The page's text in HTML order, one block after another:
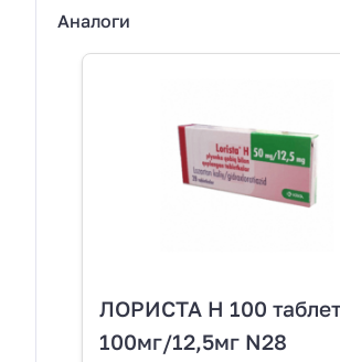
Аналоги
ЛОРИСТА Н 100
100мг/12,5мг N28